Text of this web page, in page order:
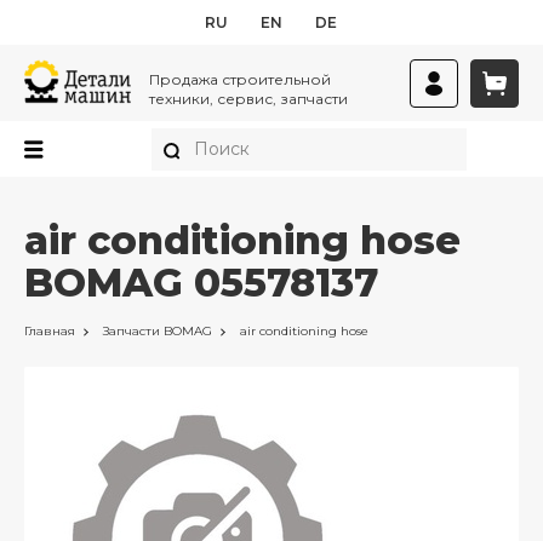
RU EN DE
Продажа строительной
техники, сервис, запчасти
air conditioning hose
BOMAG 05578137
Главная Запчасти BOMAG air conditioning hose